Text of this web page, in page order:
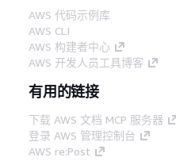
AWS 代码示例库
AWS CLI
AWS 构建者中心
AWS 开发人员工具博客
有用的链接
下载 AWS 文档 MCP 服务器
登录 AWS 管理控制台
AWS re:Post